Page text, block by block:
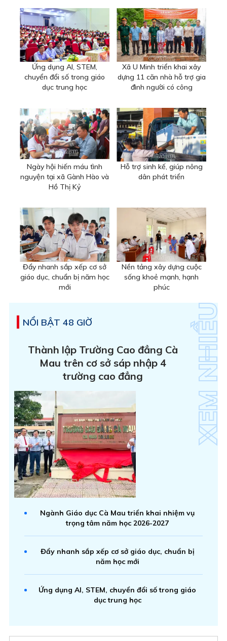
Ứng dụng AI, STEM,
chuyển đổi số trong giáo
dục trung học
Xã U Minh triển khai xây
dựng 11 căn nhà hỗ trợ gia
đình người có công
Ngày hội hiến máu tình
nguyện tại xã Gành Hào và
Hồ Thị Kỷ
Hỗ trợ sinh kế, giúp nông
dân phát triển
Đẩy nhanh sắp xếp cơ sở
giáo dục, chuẩn bị năm học
mới
Nền tảng xây dựng cuộc
sống khoẻ mạnh, hạnh
phúc
NỔI BẬT 48 GIỜ
Thành lập Trường Cao đẳng Cà
Mau trên cơ sở sáp nhập 4
trường cao đẳng
Ngành Giáo dục Cà Mau triển khai nhiệm vụ
trọng tâm năm học 2026-2027
Đẩy nhanh sắp xếp cơ sở giáo dục, chuẩn bị
năm học mới
Ứng dụng AI, STEM, chuyển đổi số trong giáo
dục trung học